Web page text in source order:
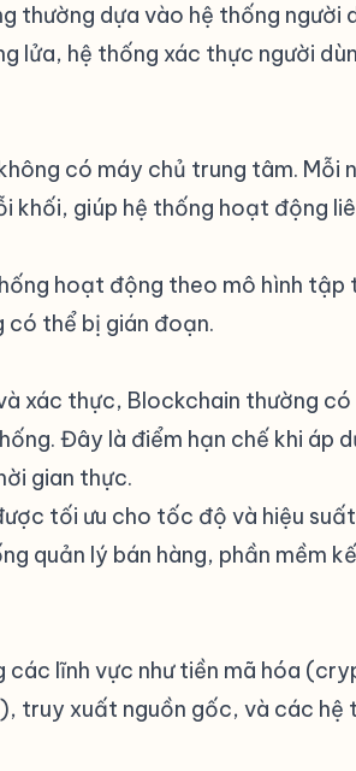
thường dựa vào hệ thống người
lửa, hệ thống xác thực người
có máy chủ trung tâm. Mỗi
khối, giúp hệ thống hoạt động
hoạt động theo mô hình tập
có thể bị gián đoạn.
xác thực, Blockchain thường
Đây là điểm hạn chế khi áp
gian thực.
tối ưu cho tốc độ và hiệu
quản lý bán hàng, phần mềm
các lĩnh vực như tiền mã hóa
truy xuất nguồn gốc, và các hệ